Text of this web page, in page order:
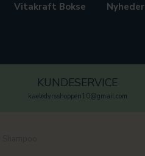
Vitakraft Bokse Nyheder
KUNDESERVICE
kaeledyrsshoppen10@gmail.com